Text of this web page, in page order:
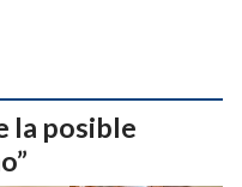
la posible